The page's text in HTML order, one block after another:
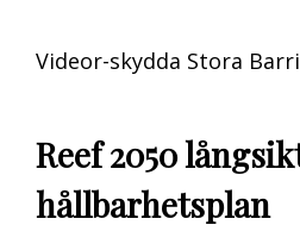
Videor-skydda Stora
Reef 2050
hållbarhetsplan